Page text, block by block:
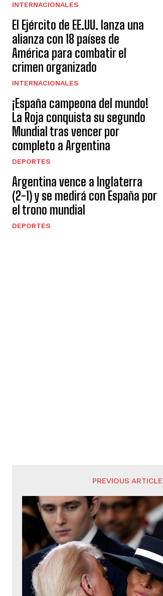
INTERNACIONALES
El Ejército de EE.UU. lanza una
alianza con 18 países de
América para combatir el
crimen organizado
INTERNACIONALES
¡España campeona del mundo!
La Roja conquista su segundo
Mundial tras vencer por
completo a Argentina
DEPORTES
Argentina vence a Inglaterra
(2-1) y se medirá con España por
el trono mundial
DEPORTES
PREVIOUS ARTICLE